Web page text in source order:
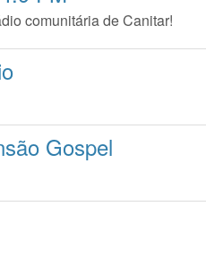
comunitária de Canitar!
Gospel